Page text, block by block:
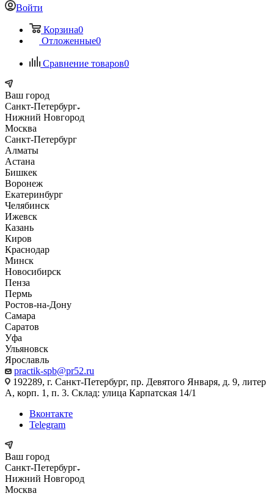
Войти
Корзина0
Отложенные0
Сравнение товаров0
Ваш город
Санкт-Петербург
Нижний Новгород
Москва
Санкт-Петербург
Алматы
Астана
Бишкек
Воронеж
Екатеринбург
Челябинск
Ижевск
Казань
Киров
Краснодар
Минск
Новосибирск
Пенза
Пермь
Ростов-на-Дону
Самара
Саратов
Уфа
Ульяновск
Ярославль
practik-spb@pr52.ru
192289, г. Санкт-Петербург, пр. Девятого Января, д. 9, литер
А, корп. 1, п. 3. Склад: улица Карпатская 14/1
Вконтакте
Telegram
Ваш город
Санкт-Петербург
Нижний Новгород
Москва